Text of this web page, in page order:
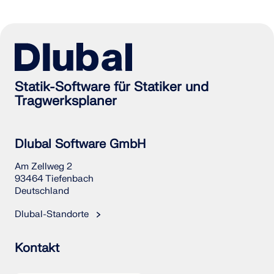
Statik-Software für Statiker und
Tragwerksplaner
Dlubal Software GmbH
Am Zellweg 2
93464 Tiefenbach
Deutschland
Dlubal-Standorte
Kontakt